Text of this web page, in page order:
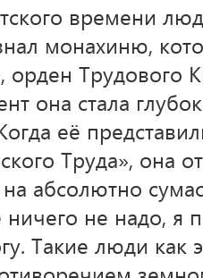
времени
монахиню,
орден Трудового
она стала
её
Труда», она
на абсолютно
ничего не надо, я
Такие люди как